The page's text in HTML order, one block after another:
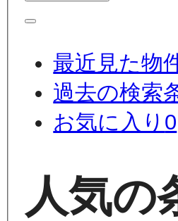
最近見た物
過去の検索
お気に入り 0
人気の